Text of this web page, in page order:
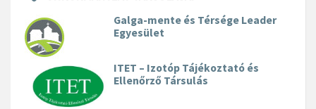
Galga-mente és Térsége Leader
Egyesület
ITET – Izotóp Tájékoztató és
Ellenőrző Társulás